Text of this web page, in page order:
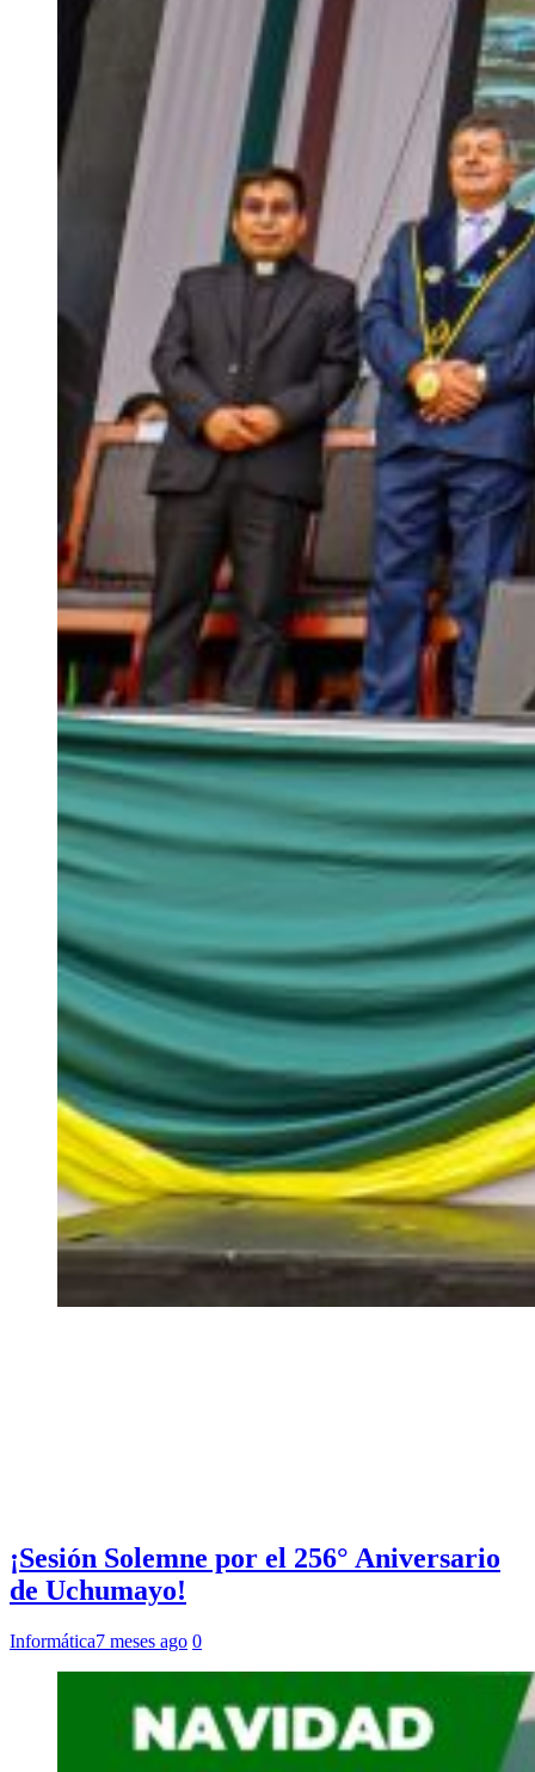
¡Sesión Solemne por el 256° Aniversario
de Uchumayo!
Informática7 meses ago 0